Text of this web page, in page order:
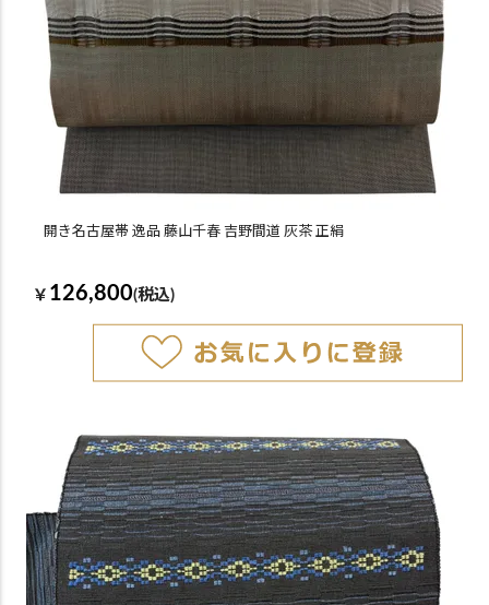
開き名古屋帯 逸品 藤山千春 吉野間道 灰茶 正絹
￥ 126,800(税込)